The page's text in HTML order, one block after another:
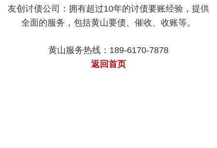
友创讨债公司：拥有超过10年的讨债要账经验，提供
全面的服务，包括黄山要债、催收、收账等。
黄山服务热线：189-6170-7878
返回首页